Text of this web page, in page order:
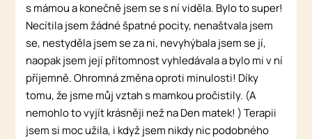
s mámou a konečně jsem se s ní viděla. Bylo to super!
Necítila jsem žádné špatné pocity, nenaštvala jsem
se, nestyděla jsem se za ni, nevyhýbala jsem se jí,
naopak jsem její přítomnost vyhledávala a bylo mi v ní
příjemně. Ohromná změna oproti minulosti! Díky
tomu, že jsme můj vztah s mamkou pročistily. (A
nemohlo to vyjít krásněji než na Den matek! ) Terapii
jsem si moc užila, i když jsem nikdy nic podobného